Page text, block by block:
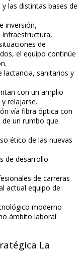
las distintas bases de
inversión,
infraestructura,
de
el equipo continúe
lactancia, sanitarios y
con un amplio
relajarse.
vía fibra óptica con
un rumbo que
ético de las nuevas
de desarrollo
de carreras
actual equipo de
moderno
ámbito laboral.
La